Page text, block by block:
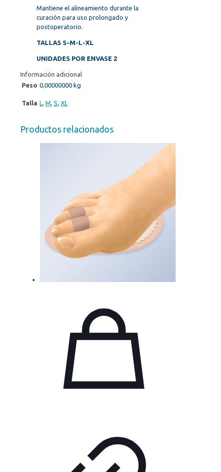
Mantiene el alineamiento durante la
curación para uso prolongado y
postoperatorio.
TALLAS S-M-L-XL
UNIDADES POR ENVASE 2
Información adicional
Peso 0,00000000 kg
Talla L, M, S, XL
Productos relacionados